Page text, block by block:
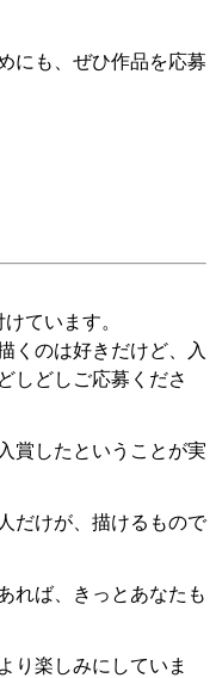
にも、ぜひ作品を応募
ています。
くのは好きだけど、入
しどしご応募くださ
賞したということが実
だけが、描けるもので
れば、きっとあなたも
り楽しみにしていま